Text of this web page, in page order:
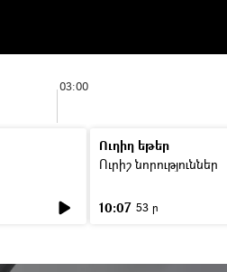
03:00
Ուղիղ եթեր
Ուրիշ նորություններ
10:07 53 ր